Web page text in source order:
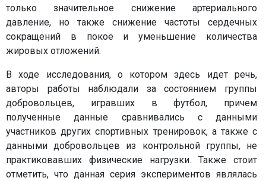
только значительное снижение артериального
давление, но также снижение частоты сердечных
сокращений в покое и уменьшение количества
жировых отложений.
В ходе исследования, о котором здесь идет речь,
авторы работы наблюдали за состоянием группы
добровольцев, игравших в футбол, причем
полученные данные сравнивались с данными
участников других спортивных тренировок, а также с
данными добровольцев из контрольной группы, не
практиковавших физические нагрузки. Также стоит
отметить, что данная серия экспериментов являлась